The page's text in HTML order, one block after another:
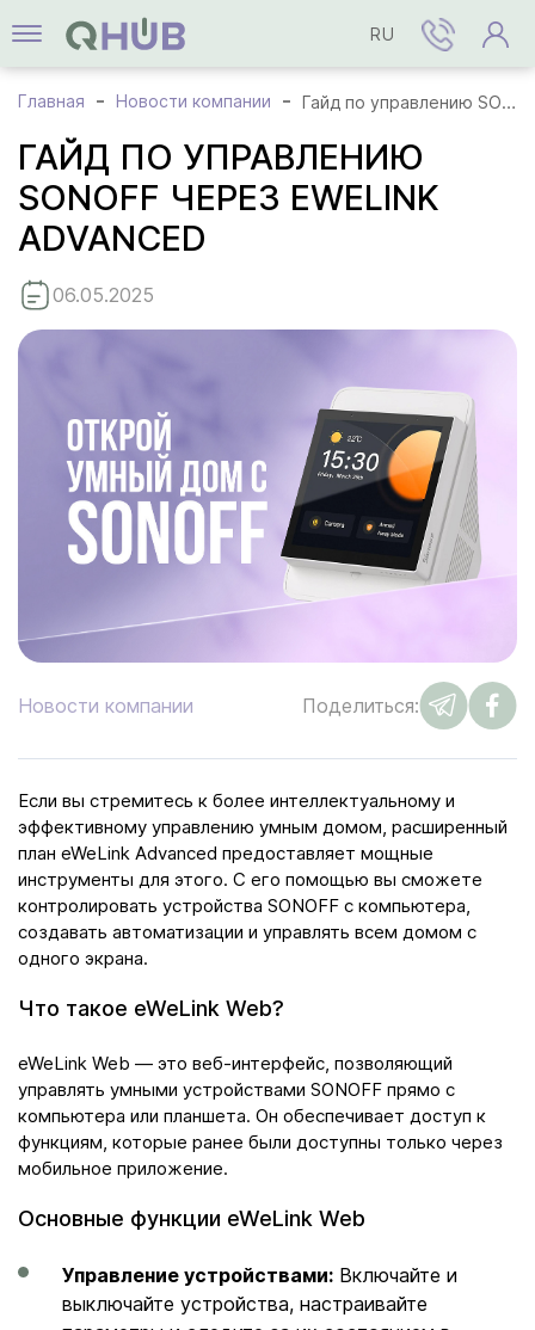
RU
Главная Новости компании Гайд по управлению SONOFF через eWeLink Advanced
ГАЙД ПО УПРАВЛЕНИЮ
SONOFF ЧЕРЕЗ EWELINK
ADVANCED
06.05.2025
Новости компании Поделиться:
Если вы стремитесь к более интеллектуальному и
эффективному управлению умным домом, расширенный
план eWeLink Advanced предоставляет мощные
инструменты для этого. С его помощью вы сможете
контролировать устройства SONOFF с компьютера,
создавать автоматизации и управлять всем домом с
одного экрана.
Что такое eWeLink Web?
eWeLink Web — это веб-интерфейс, позволяющий
управлять умными устройствами SONOFF прямо с
компьютера или планшета. Он обеспечивает доступ к
функциям, которые ранее были доступны только через
мобильное приложение.
Основные функции eWeLink Web
Управление устройствами: Включайте и
выключайте устройства, настраивайте